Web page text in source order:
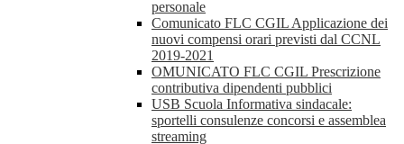
personale
Comunicato FLC CGIL Applicazione dei
nuovi compensi orari previsti dal CCNL
2019-2021
OMUNICATO FLC CGIL Prescrizione
contributiva dipendenti pubblici
USB Scuola Informativa sindacale:
sportelli consulenze concorsi e assemblea
streaming